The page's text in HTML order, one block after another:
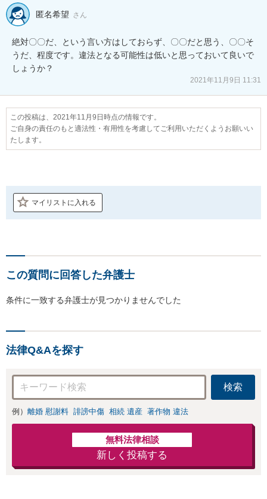
匿名希望 さん
絶対〇〇だ、という言い方はしておらず、〇〇だと思う、〇〇そ
うだ、程度です。違法となる可能性は低いと思っておいて良いで
しょうか？
2021年11月9日 11:31
この投稿は、2021年11月9日時点の情報です。
ご自身の責任のもと適法性・有用性を考慮してご利用いただくようお願いい
たします。
マイリストに入れる
この質問に回答した弁護士
条件に一致する弁護士が見つかりませんでした
法律Q&Aを探す
検索
例） 離婚 慰謝料 誹謗中傷 相続 遺産 著作物 違法
無料法律相談
新しく投稿する